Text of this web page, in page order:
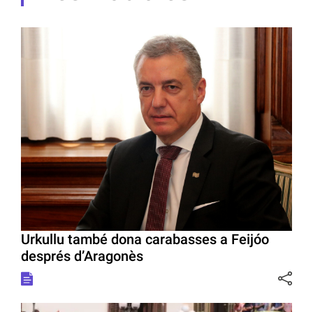
Urkullu també dona carabasses a Feijóo
després d’Aragonès